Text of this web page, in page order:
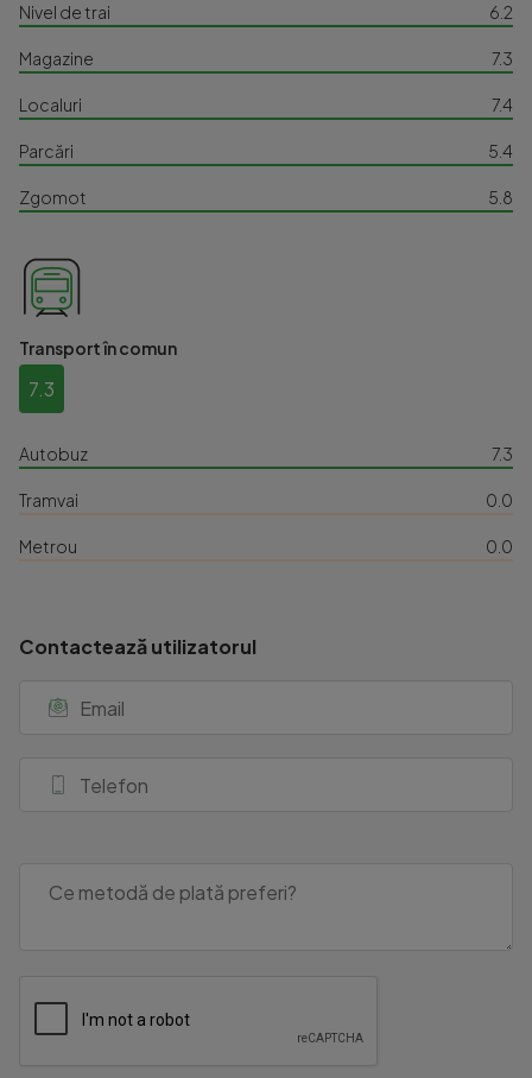
Nivel de trai 6.2
Magazine 7.3
Localuri 7.4
Parcări 5.4
Zgomot 5.8
Transport în comun
7.3
Autobuz 7.3
Tramvai 0.0
Metrou 0.0
Contactează utilizatorul